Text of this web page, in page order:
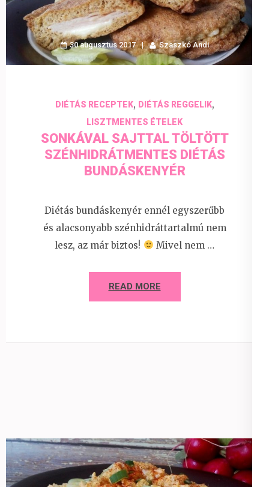
30 augusztus 2017 Szaszkó Andi
DIÉTÁS RECEPTEK, DIÉTÁS REGGELIK,
LISZTMENTES ÉTELEK
SONKÁVAL SAJTTAL TÖLTÖTT
SZÉNHIDRÁTMENTES DIÉTÁS
BUNDÁSKENYÉR
Diétás bundáskenyér ennél egyszerűbb
és alacsonyabb szénhidráttartalmú nem
lesz, az már biztos!
Mivel nem …
READ MORE